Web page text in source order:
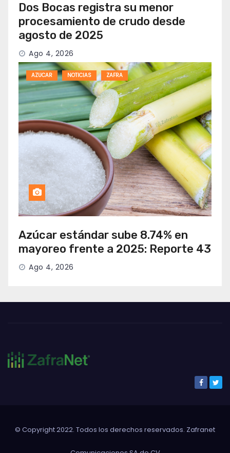
Dos Bocas registra su menor
procesamiento de crudo desde
agosto de 2025
Ago 4, 2026
AZUCAR NOTICIAS ZAFRA
Azúcar estándar sube 8.74% en
mayoreo frente a 2025: Reporte 43
Ago 4, 2026
© Copyright 2022. Todos los derechos reservados. Zafranet